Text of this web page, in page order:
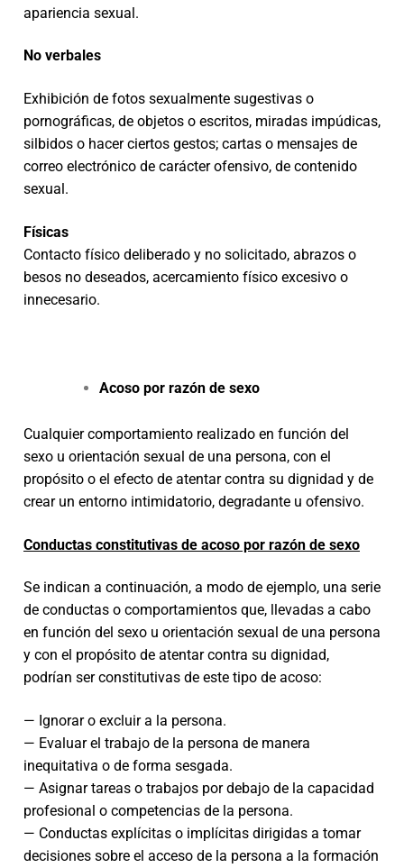
apariencia sexual.
No verbales
Exhibición de fotos sexualmente sugestivas o
pornográficas, de objetos o escritos, miradas impúdicas,
silbidos o hacer ciertos gestos; cartas o mensajes de
correo electrónico de carácter ofensivo, de contenido
sexual.
Físicas
Contacto físico deliberado y no solicitado, abrazos o
besos no deseados, acercamiento físico excesivo o
innecesario.
Acoso por razón de sexo
Cualquier comportamiento realizado en función del
sexo u orientación sexual de una persona, con el
propósito o el efecto de atentar contra su dignidad y de
crear un entorno intimidatorio, degradante u ofensivo.
Conductas constitutivas de acoso por razón de sexo
Se indican a continuación, a modo de ejemplo, una serie
de conductas o comportamientos que, llevadas a cabo
en función del sexo u orientación sexual de una persona
y con el propósito de atentar contra su dignidad,
podrían ser constitutivas de este tipo de acoso:
— Ignorar o excluir a la persona.
— Evaluar el trabajo de la persona de manera
inequitativa o de forma sesgada.
— Asignar tareas o trabajos por debajo de la capacidad
profesional o competencias de la persona.
— Conductas explícitas o implícitas dirigidas a tomar
decisiones sobre el acceso de la persona a la formación